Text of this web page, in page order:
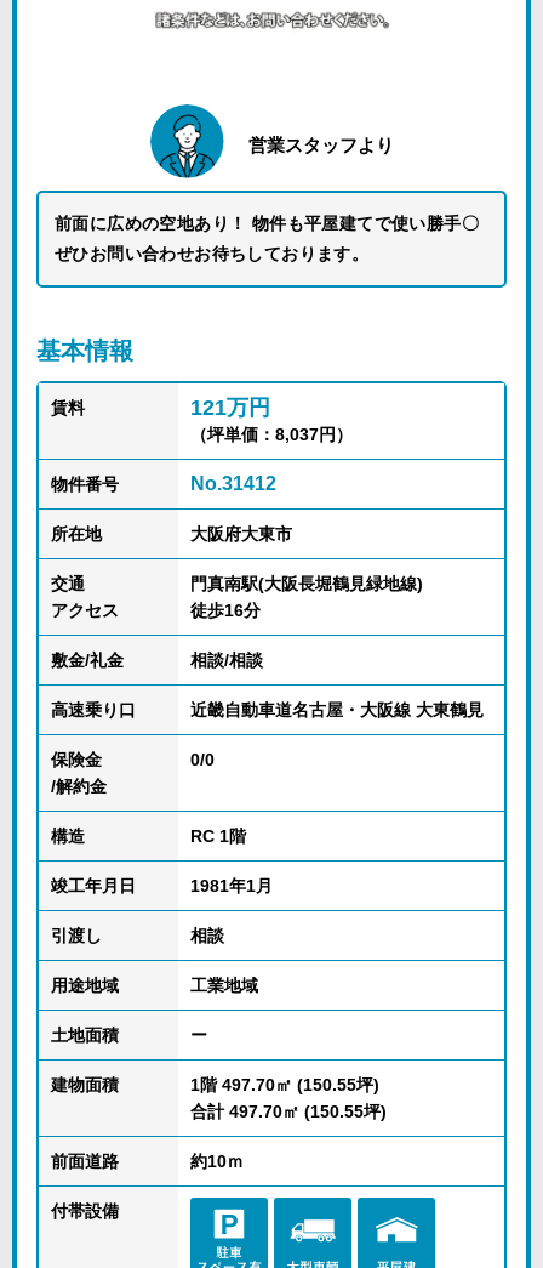
営業スタッフより
前面に広めの空地あり！ 物件も平屋建てで使い勝手〇
ぜひお問い合わせお待ちしております。
基本情報
賃料 121万円
（坪単価：8,037円）
物件番号 No.31412
所在地 大阪府大東市
交通
アクセス
門真南駅(大阪長堀鶴見緑地線)
徒歩16分
敷金/礼金 相談/相談
高速乗り口 近畿自動車道名古屋・大阪線 大東鶴見
保険金
/解約金
0/0
構造 RC 1階
竣工年月日 1981年1月
引渡し 相談
用途地域 工業地域
土地面積 ー
建物面積
1階 497.70㎡ (150.55坪)
合計 497.70㎡ (150.55坪)
前面道路 約10ｍ
付帯設備